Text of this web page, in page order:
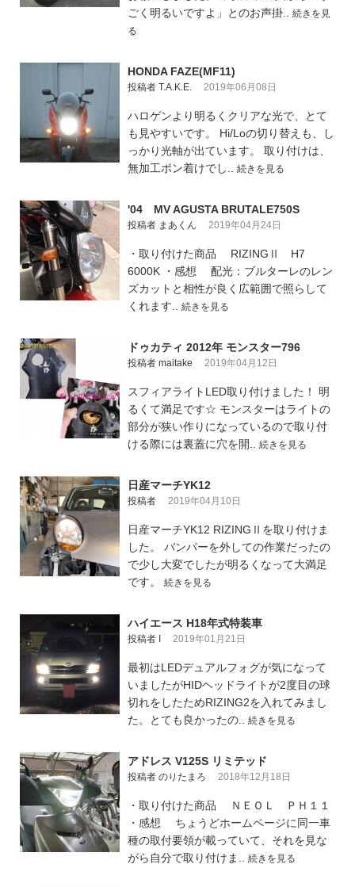
ごく明るいですよ」とのお声掛.. 続きを見
る
HONDA FAZE(MF11)
投稿者 T.A.K.E. 2019年06月08日
ハロゲンより明るくクリアな光で、とて
も見やすいです。 Hi/Loの切り替えも、し
っかり光軸が出ています。 取り付けは、
無加工ポン着けでし.. 続きを見る
'04 MV AGUSTA BRUTALE750S
投稿者 まあくん 2019年04月24日
・取り付けた商品 RIZINGⅡ H7
6000K ・感想 配光：ブルターレのレン
ズカットと相性が良く広範囲で照らして
くれます.. 続きを見る
ドゥカティ 2012年 モンスター796
投稿者 maitake 2019年04月12日
スフィアライトLED取り付けました！ 明
るくて満足です☆ モンスターはライトの
部分が狭い作りになっているので取り付
ける際には裏蓋に穴を開.. 続きを見る
日産マーチYK12
投稿者 2019年04月10日
日産マーチYK12 RIZINGⅡを取り付けま
した。 バンパーを外しての作業だったの
で少し大変でしたが明るくなって大満足
です。 続きを見る
ハイエース H18年式特装車
投稿者 I 2019年01月21日
最初はLEDデュアルフォグが気になって
いましたがHIDヘッドライトが2度目の球
切れをしたためRIZING2を入れてみまし
た。とても良かったの.. 続きを見る
アドレス V125S リミテッド
投稿者 のりたまろ 2018年12月18日
・取り付けた商品 ＮＥＯＬ ＰＨ１１
・感想 ちょうどホームページに同一車
種の取付要領が載っていて、それを見な
がら自分で取り付けま.. 続きを見る